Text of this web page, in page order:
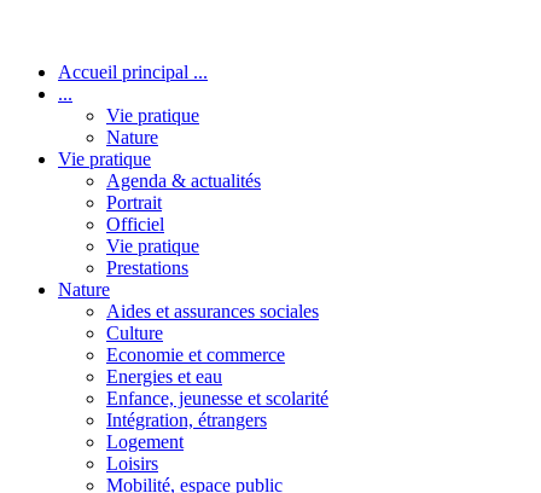
Accueil principal ...
...
Vie pratique
Nature
Vie pratique
Agenda & actualités
Portrait
Officiel
Vie pratique
Prestations
Nature
Aides et assurances sociales
Culture
Economie et commerce
Energies et eau
Enfance, jeunesse et scolarité
Intégration, étrangers
Logement
Loisirs
Mobilité, espace public